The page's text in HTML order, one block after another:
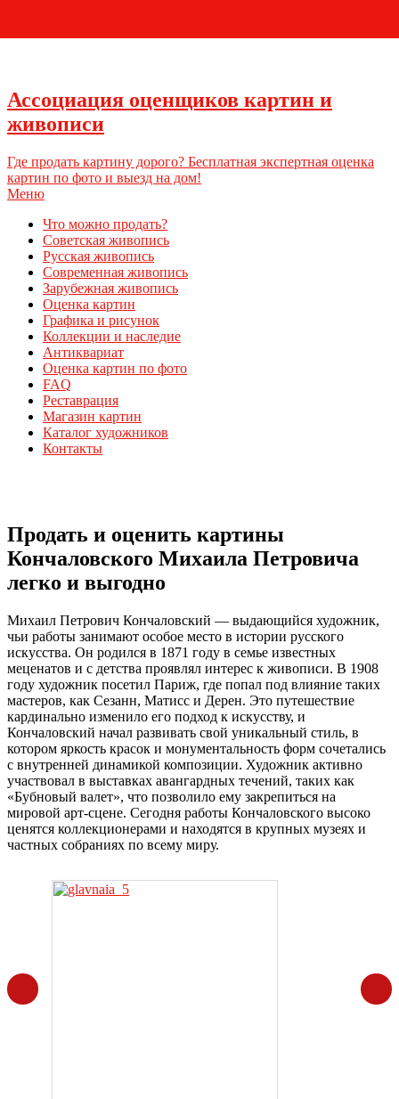
Ассоциация оценщиков картин и
живописи
Где продать картину дорого? Бесплатная экспертная оценка
картин по фото и выезд на дом!
Меню
Что можно продать?
Советская живопись
Русская живопись
Современная живопись
Зарубежная живопись
Оценка картин
Графика и рисунок
Коллекции и наследие
Антиквариат
Оценка картин по фото
FAQ
Реставрация
Магазин картин
Каталог художников
Контакты
Продать и оценить картины
Кончаловского Михаила Петровича
легко и выгодно
Михаил Петрович Кончаловский — выдающийся художник,
чьи работы занимают особое место в истории русского
искусства. Он родился в 1871 году в семье известных
меценатов и с детства проявлял интерес к живописи. В 1908
году художник посетил Париж, где попал под влияние таких
мастеров, как Сезанн, Матисс и Дерен. Это путешествие
кардинально изменило его подход к искусству, и
Кончаловский начал развивать свой уникальный стиль, в
котором яркость красок и монументальность форм сочетались
с внутренней динамикой композиции. Художник активно
участвовал в выставках авангардных течений, таких как
«Бубновый валет», что позволило ему закрепиться на
мировой арт-сцене. Сегодня работы Кончаловского высоко
ценятся коллекционерами и находятся в крупных музеях и
частных собраниях по всему миру.